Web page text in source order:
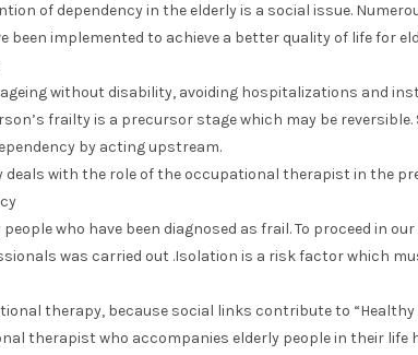
of dependency in the elderly is a social issue.
been implemented to achieve a better quality of life for
without disability, avoiding hospitalizations and
frailty is a precursor stage which may be reversible.
by acting upstream.
deals with the role of the occupational therapist in the
who have been diagnosed as frail. To proceed in
was carried out .Isolation is a risk factor which
therapy, because social links contribute to “Healthy
therapist who accompanies elderly people in their life